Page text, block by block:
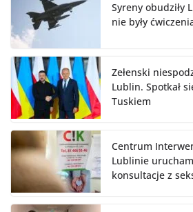
Syreny obudziły
nie były
Zełenski
Lublin. Spotkał
Tuskiem
Centrum
Lublinie
konsultacje z